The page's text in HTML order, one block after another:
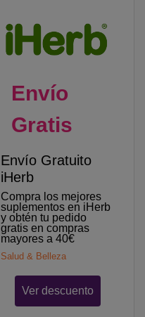
Envío
Gratis
Envío Gratuito
iHerb
Compra los mejores
suplementos en iHerb
y obtén tu pedido
gratis en compras
mayores a 40€
Salud & Belleza
Ver descuento